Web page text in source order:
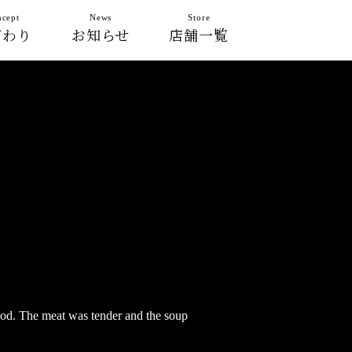
り お知らせ
News
店舗一覧
Store
The meat was tender and the soup